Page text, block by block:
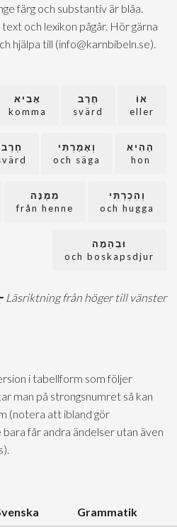
färg och substantiv är blåa.
och lexikon pågår. Hör gärna
hjälpa till (info@karnbibeln.se).
אוֹ
eller
חֶרֶב
svärd
אָבִיא
komma
הַהִיא
hon
וְאָמַרְתִּי
och säga
חֶרֶב
וְהִכְרַתִּי
och hugga
מִמֶּנָּה
från henne
וּבְהֵמָה
och boskapsdjur
Läsriktning från höger till vänster
i tabellform som följer
man på strongsnumret så kan
(notera att ibland gör
får andra ändelser utan även
Grammatik